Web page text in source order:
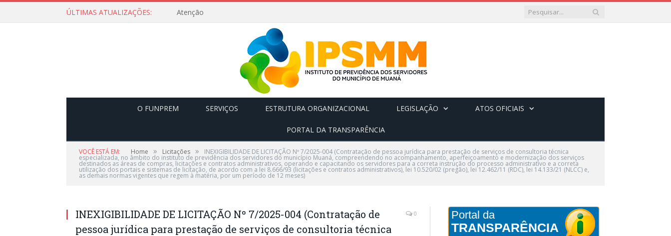
ÚLTIMAS ATUALIZAÇÕES: Atenção
O FUNPREM SERVIÇOS ESTRUTURA ORGANIZACIONAL LEGISLAÇÃO ATOS OFICIAIS
PORTAL DA TRANSPARÊNCIA
VOCÊ ESTÁ EM: Home » Licitações » INEXIGIBILIDADE DE LICITAÇÃO Nº 7/2025-004 (Contratação de pessoa jurídica para prestação de serviços de consultoria técnica
especializada, no âmbito do instituto de previdência dos servidores do município Muaná, compreendendo no acompanhamento, aperfeiçoamento e modernização dos serviços
destinados as áreas de compras, licitações e contratos administrativos, operando e capacitando os servidores para a correta instrução do processo administrativo e a correta
utilização dos portais e sistemas de licitação, de acordo com a lei 8.666/93 (licitações e contratos administrativos), lei 10.520/02 (pregão), lei 12.462/11 (RDC), lei 14.133/21 (NLCC) e,
as demais normas vigentes que regem à matéria, por um período de 12 meses)
INEXIGIBILIDADE DE LICITAÇÃO Nº 7/2025-004 (Contratação de
pessoa jurídica para prestação de serviços de consultoria técnica
0 Portal da
TRANSPARÊNCIA